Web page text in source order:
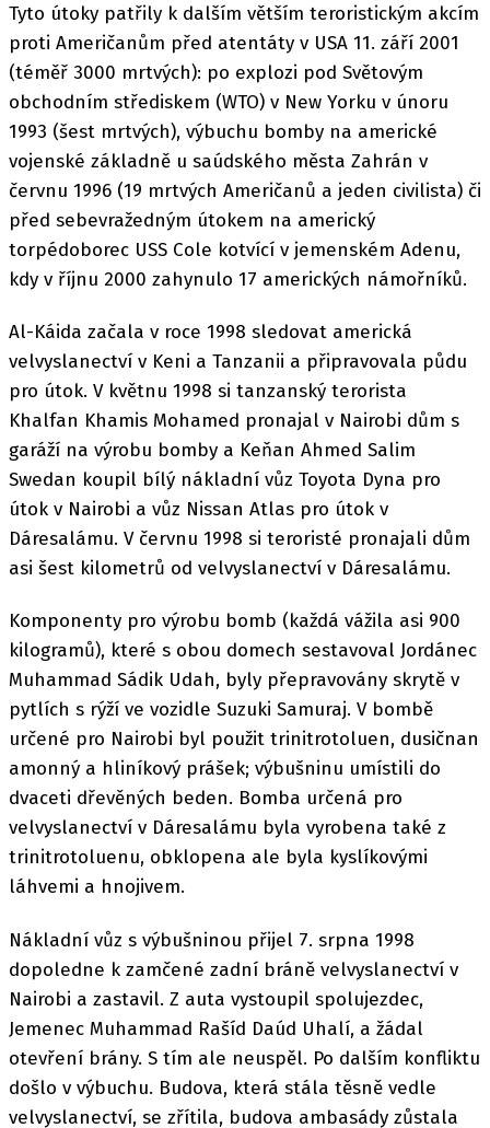
Tyto útoky patřily k dalším větším teroristickým akcím
proti Američanům před atentáty v USA 11. září 2001
(téměř 3000 mrtvých): po explozi pod Světovým
obchodním střediskem (WTO) v New Yorku v únoru
1993 (šest mrtvých), výbuchu bomby na americké
vojenské základně u saúdského města Zahrán v
červnu 1996 (19 mrtvých Američanů a jeden civilista) či
před sebevražedným útokem na americký
torpédoborec USS Cole kotvící v jemenském Adenu,
kdy v říjnu 2000 zahynulo 17 amerických námořníků.
Al-Káida začala v roce 1998 sledovat americká
velvyslanectví v Keni a Tanzanii a připravovala půdu
pro útok. V květnu 1998 si tanzanský terorista
Khalfan Khamis Mohamed pronajal v Nairobi dům s
garáží na výrobu bomby a Keňan Ahmed Salim
Swedan koupil bílý nákladní vůz Toyota Dyna pro
útok v Nairobi a vůz Nissan Atlas pro útok v
Dáresalámu. V červnu 1998 si teroristé pronajali dům
asi šest kilometrů od velvyslanectví v Dáresalámu.
Komponenty pro výrobu bomb (každá vážila asi 900
kilogramů), které s obou domech sestavoval Jordánec
Muhammad Sádik Udah, byly přepravovány skrytě v
pytlích s rýží ve vozidle Suzuki Samuraj. V bombě
určené pro Nairobi byl použit trinitrotoluen, dusičnan
amonný a hliníkový prášek; výbušninu umístili do
dvaceti dřevěných beden. Bomba určená pro
velvyslanectví v Dáresalámu byla vyrobena také z
trinitrotoluenu, obklopena ale byla kyslíkovými
láhvemi a hnojivem.
Nákladní vůz s výbušninou přijel 7. srpna 1998
dopoledne k zamčené zadní bráně velvyslanectví v
Nairobi a zastavil. Z auta vystoupil spolujezdec,
Jemenec Muhammad Rašíd Daúd Uhalí, a žádal
otevření brány. S tím ale neuspěl. Po dalším konfliktu
došlo v výbuchu. Budova, která stála těsně vedle
velvyslanectví, se zřítila, budova ambasády zůstala